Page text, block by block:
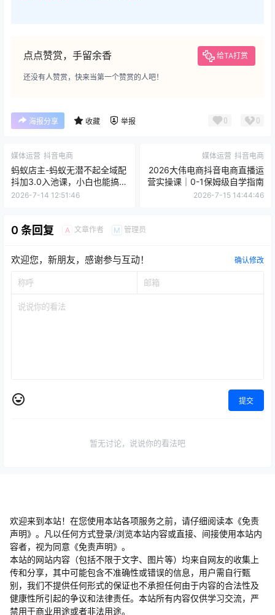
点点赞赏，手留余香 给TA打赏
还没有人赞赏，快来当第一个赞赏的人吧！
海报分享 收藏 举报 0 0
媒体运营 抖音电商
蚂蚁店主-蚂蚁无潜不起全域配
抖加3.0入池课，小白也能搞懂
流量密码！
2026-7-14 12:51:46
媒体运营 抖音电商
2026大伟电商抖音电商直播运
营实操课｜0-1保姆级自学指南
2026-7-15 14:44:46
0 条回复 A 文章作者 M 管理员
欢迎您，新朋友，感谢参与互动！ 确认修改
提交
暂无讨论，说说你的看法吧
欢迎来到本站！在您使用本站各项服务之前，请仔细阅读本《免责
声明》。凡以任何方式登录/浏览本站内容或直接、间接使用本站内
容者，视为同意《免责声明》。
本站的网站内容（包括不限于文字、图片等）均来自网友的收集上
传和分享，其中可能包含不准确性或错误的信息，用户需自行甄
别，我们不提供任何形式的保证也不承担任何由于内容的合法性及
健康性所引起的争议和法律责任。本站所有内容仅供学习交流，严
禁用于商业用途或者非法用途。